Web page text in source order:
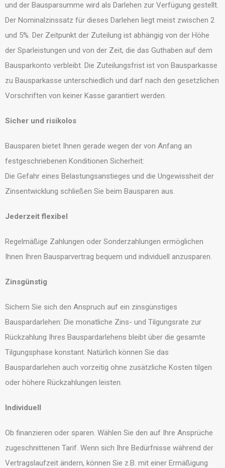
und der Bausparsumme wird als Darlehen zur Verfügung gestellt.
Der Nominalzinssatz für dieses Darlehen liegt meist zwischen 2
und 5%. Der Zeitpunkt der Zuteilung ist abhängig von der Höhe
der Sparleistungen und von der Zeit, die das Guthaben auf dem
Bausparkonto verbleibt. Die Zuteilungsfrist ist von Bausparkasse
zu Bausparkasse unterschiedlich und darf nach den gesetzlichen
Vorschriften von keiner Kasse garantiert werden.
Sicher und risikolos
Bausparen bietet Ihnen gerade wegen der von Anfang an
festgeschriebenen Konditionen Sicherheit:
Die Gefahr eines Belastungsanstieges und die Ungewissheit der
Zinsentwicklung schließen Sie beim Bausparen aus.
Jederzeit flexibel
Regelmäßige Zahlungen oder Sonderzahlungen ermöglichen
Ihnen Ihren Bausparvertrag bequem und individuell anzusparen.
Zinsgünstig
Sichern Sie sich den Anspruch auf ein zinsgünstiges
Bauspardarlehen: Die monatliche Zins- und Tilgungsrate zur
Rückzahlung Ihres Bauspardarlehens bleibt über die gesamte
Tilgungsphase konstant. Natürlich können Sie das
Bauspardarlehen auch vorzeitig ohne zusätzliche Kosten tilgen
oder höhere Rückzahlungen leisten.
Individuell
Ob finanzieren oder sparen. Wählen Sie den auf Ihre Ansprüche
zugeschnittenen Tarif. Wenn sich Ihre Bedürfnisse während der
Vertragslaufzeit ändern, können Sie z.B. mit einer Ermäßigung